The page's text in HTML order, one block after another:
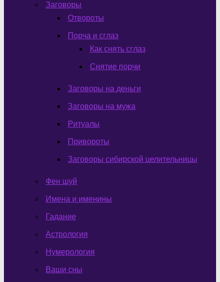
Заговоры
Отвороты
Порча и сглаз
Как снять сглаз
Снятие порчи
Заговоры на деньги
Заговоры на мужа
Ритуалы
Привороты
Заговоры сибирской целительницы
Фен шуй
Имена и именины
Гадание
Астрология
Нумерология
Ваши сны